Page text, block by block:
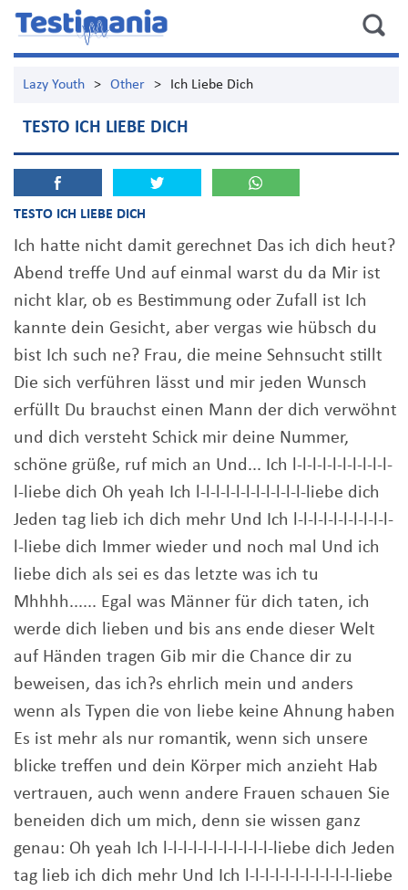
Lazy Youth > Other > Ich Liebe Dich
TESTO ICH LIEBE DICH
TESTO ICH LIEBE DICH
Ich hatte nicht damit gerechnet Das ich dich heut?
Abend treffe Und auf einmal warst du da Mir ist
nicht klar, ob es Bestimmung oder Zufall ist Ich
kannte dein Gesicht, aber vergas wie hübsch du
bist Ich such ne? Frau, die meine Sehnsucht stillt
Die sich verführen lässt und mir jeden Wunsch
erfüllt Du brauchst einen Mann der dich verwöhnt
und dich versteht Schick mir deine Nummer,
schöne grüße, ruf mich an Und... Ich l-l-l-l-l-l-l-l-l-l-
l-liebe dich Oh yeah Ich l-l-l-l-l-l-l-l-l-l-l-liebe dich
Jeden tag lieb ich dich mehr Und Ich l-l-l-l-l-l-l-l-l-l-
l-liebe dich Immer wieder und noch mal Und ich
liebe dich als sei es das letzte was ich tu
Mhhhh...... Egal was Männer für dich taten, ich
werde dich lieben und bis ans ende dieser Welt
auf Händen tragen Gib mir die Chance dir zu
beweisen, das ich?s ehrlich mein und anders
wenn als Typen die von liebe keine Ahnung haben
Es ist mehr als nur romantik, wenn sich unsere
blicke treffen und dein Körper mich anzieht Hab
vertrauen, auch wenn andere Frauen schauen Sie
beneiden dich um mich, denn sie wissen ganz
genau: Oh yeah Ich l-l-l-l-l-l-l-l-l-l-l-liebe dich Jeden
tag lieb ich dich mehr Und Ich l-l-l-l-l-l-l-l-l-l-l-liebe